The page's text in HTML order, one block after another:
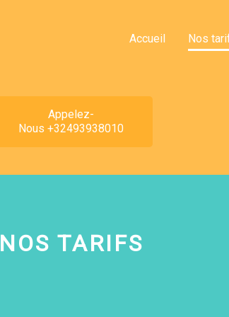
Appelez-
Nous +32493938010
Accueil Nos
NOS TARIFS